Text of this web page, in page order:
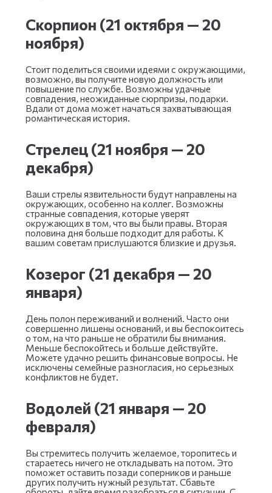
Скорпион (21 октября — 20
ноября)
Стоит поделиться своими идеями с окружающими,
возможно, вы получите новую должность или
повышение по службе. Возможны удачные
совпадения, неожиданные сюрпризы, подарки.
Вдали от дома может начаться захватывающая
романтическая история.
Стрелец (21 ноября — 20
декабря)
Ваши стрелы язвительности будут направлены на
окружающих, особенно на коллег. Возможны
странные совпадения, которые уверят
окружающих в том, что вы были правы. Вторая
половина дня больше подходит для работы. К
вашим советам прислушаются близкие и друзья.
Козерог (21 декабря — 20
января)
День полон переживаний и волнений. Часто они
совершенно лишены оснований, и вы беспокоитесь
о том, на что раньше не обратили бы внимания.
Меньше беспокойтесь и больше действуйте.
Можете удачно решить финансовые вопросы. Не
исключены семейные разногласия, но серьезных
конфликтов не будет.
Водолей (21 января — 20
февраля)
Вы стремитесь получить желаемое, торопитесь и
стараетесь ничего не откладывать на потом. Это
поможет оставить позади соперников и раньше
других получить нужный результат. Сбавьте